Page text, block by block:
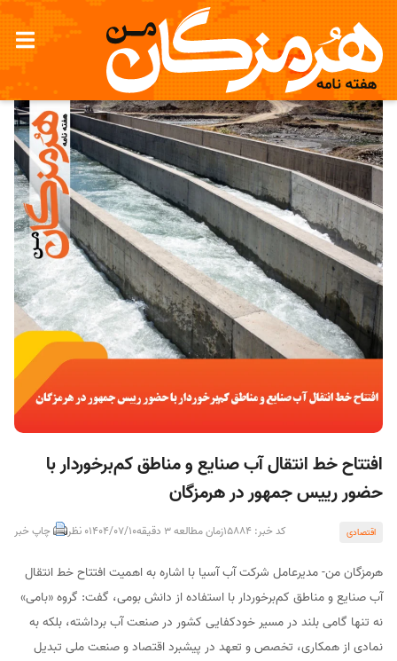
افتتاح خط انتقال آب صنایع و مناطق کم‌برخوردار با
حضور رییس جمهور در هرمزگان
اقتصادی کد خبر: 15884 زمان مطالعه 3 دقیقه 1404/07/100 نظر چاپ خبر
هرمزگان من- مدیرعامل شرکت آب آسیا با اشاره به اهمیت افتتاح خط انتقال
آب صنایع و مناطق کم‌برخوردار با استفاده از دانش بومی، گفت: گروه «بامی»
نه تنها گامی بلند در مسیر خودکفایی کشور در صنعت آب برداشته، بلکه به
نمادی از همکاری، تخصص و تعهد در پیشبرد اقتصاد و صنعت ملی تبدیل